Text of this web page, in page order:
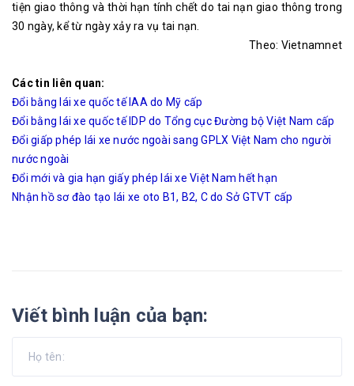
tiện giao thông và thời hạn tính chết do tai nạn giao thông trong
30 ngày, kể từ ngày xảy ra vụ tai nạn.
Theo: Vietnamnet
Các tin liên quan:
Đổi bằng lái xe quốc tế IAA do Mỹ cấp
Đổi bằng lái xe quốc tế IDP do Tổng cục Đường bộ Việt Nam cấp
Đổi giấp phép lái xe nước ngoài sang GPLX Việt Nam cho người
nước ngoài
Đổi mới và gia hạn giấy phép lái xe Việt Nam hết hạn
Nhận hồ sơ đào tạo lái xe oto B1, B2, C do Sở GTVT cấp
Viết bình luận của bạn: